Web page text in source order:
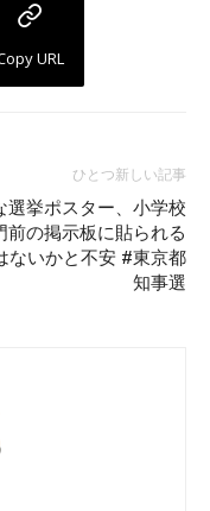
URL
ひとつ新しい記事
選挙ポスター、小学校
前の掲示板に貼られる
ないかと不安 #東京都
知事選